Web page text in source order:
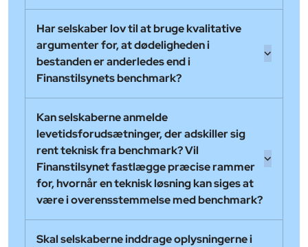
Har selskaber lov til at bruge kvalitative
argumenter for, at dødeligheden i
bestanden er anderledes end i
Finanstilsynets benchmark?
Kan selskaberne anmelde
levetidsforudsætninger, der adskiller sig
rent teknisk fra benchmark? Vil
Finanstilsynet fastlægge præcise rammer
for, hvornår en teknisk løsning kan siges at
være i overensstemmelse med benchmark?
Skal selskaberne inddrage oplysningerne i